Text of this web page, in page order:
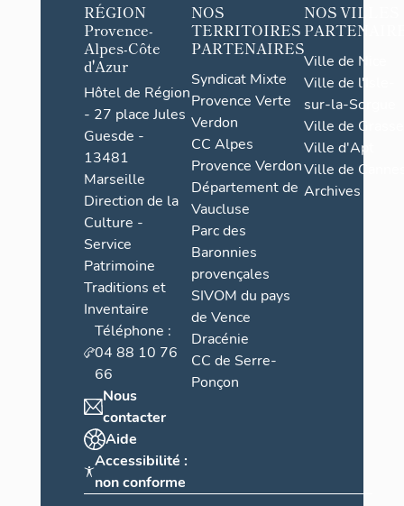
RÉGION
Provence-
Alpes-Côte
d'Azur
Hôtel de Région
- 27 place Jules
Guesde -
13481
Marseille
Direction de la
Culture -
Service
Patrimoine
Traditions et
Inventaire
Téléphone :
04 88 10 76
66
Nous
contacter
Aide
Accessibilité :
non conforme
NOS
TERRITOIRES
PARTENAIRES
Syndicat Mixte
Provence Verte
Verdon
CC Alpes
Provence Verdon
Département de
Vaucluse
Parc des
Baronnies
provençales
SIVOM du pays
de Vence
Dracénie
CC de Serre-
Ponçon
NOS VILLES
Ville de Nice
Ville de l'Isle-
sur-la-Sorgue
Ville de Grasse
Ville d'Apt
Ville de
Archives